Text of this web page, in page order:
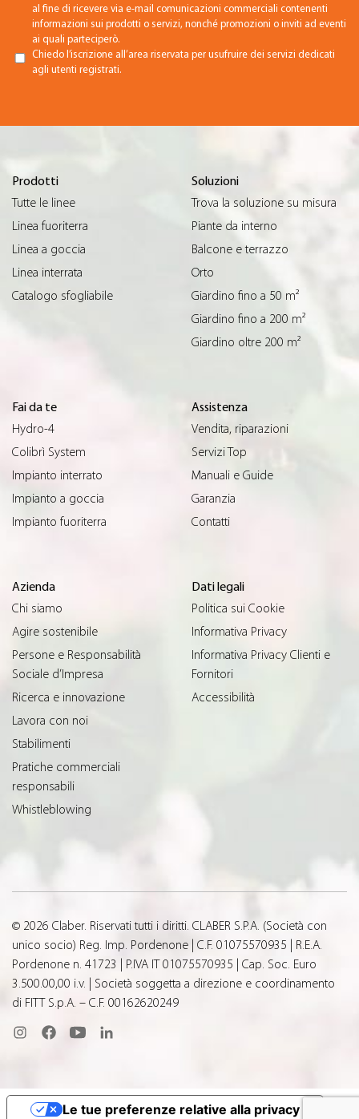
al fine di ricevere via e-mail comunicazioni commerciali contenenti
informazioni sui prodotti o servizi, nonché promozioni o inviti ad eventi
ai quali parteciperò.
Chiedo l’iscrizione all’area riservata per usufruire dei servizi dedicati
agli utenti registrati.
Prodotti
Tutte le linee
Linea fuoriterra
Linea a goccia
Linea interrata
Catalogo sfogliabile
Soluzioni
Trova la soluzione su misura
Piante da interno
Balcone e terrazzo
Orto
Giardino fino a 50 m²
Giardino fino a 200 m²
Giardino oltre 200 m²
Fai da te
Hydro-4
Colibrì System
Impianto interrato
Impianto a goccia
Impianto fuoriterra
Assistenza
Vendita, riparazioni
Servizi Top
Manuali e Guide
Garanzia
Contatti
Azienda
Chi siamo
Agire sostenibile
Persone e Responsabilità
Sociale d’Impresa
Ricerca e innovazione
Lavora con noi
Stabilimenti
Pratiche commerciali
responsabili
Whistleblowing
Dati legali
Politica sui Cookie
Informativa Privacy
Informativa Privacy Clienti e
Fornitori
Accessibilità
© 2026 Claber. Riservati tutti i diritti. CLABER S.P.A. (Società con
unico socio) Reg. Imp. Pordenone | C.F. 01075570935 | R.E.A.
Pordenone n. 41723 | P.IVA IT 01075570935 | Cap. Soc. Euro
3.500.00,00 i.v. | Società soggetta a direzione e coordinamento
di FITT S.p.A. – C.F. 00162620249
Le tue preferenze relative alla privacy